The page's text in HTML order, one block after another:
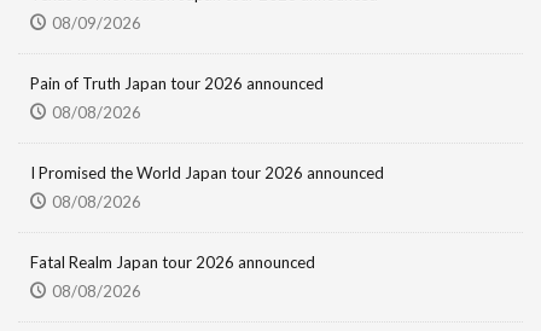
08/09/2026
Pain of Truth Japan tour 2026 announced
08/08/2026
I Promised the World Japan tour 2026 announced
08/08/2026
Fatal Realm Japan tour 2026 announced
08/08/2026